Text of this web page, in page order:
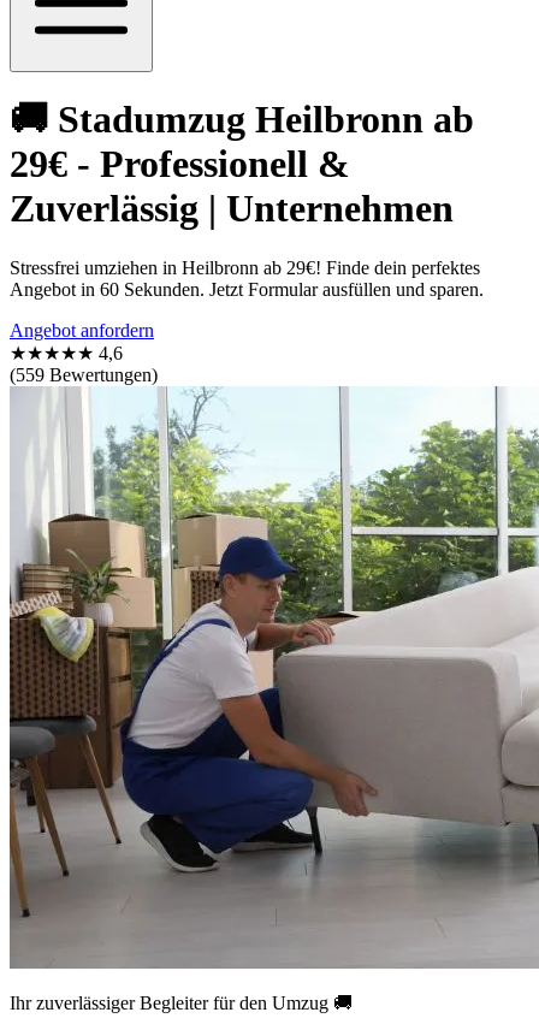
🚚 Stadumzug Heilbronn ab
29€ - Professionell &
Zuverlässig | Unternehmen
Stressfrei umziehen in Heilbronn ab 29€! Finde dein perfektes
Angebot in 60 Sekunden. Jetzt Formular ausfüllen und sparen.
Angebot anfordern
★★★★★ 4,6
(559 Bewertungen)
Ihr zuverlässiger Begleiter für den Umzug 🚚